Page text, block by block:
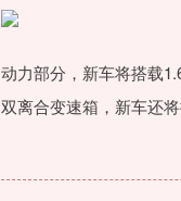
动力部分，新车将搭载
双离合变速箱，新车还